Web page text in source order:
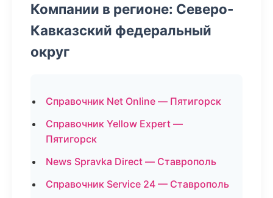
Компании в регионе: Северо-
Кавказский федеральный
округ
Справочник Net Online — Пятигорск
Справочник Yellow Expert —
Пятигорск
News Spravka Direct — Ставрополь
Справочник Service 24 — Ставрополь